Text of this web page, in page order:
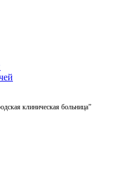
клиническая больница”